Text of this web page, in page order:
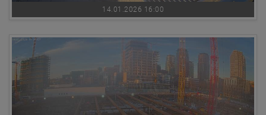
14.01.2026 16:00